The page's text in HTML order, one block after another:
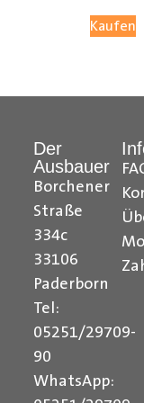
05251 29 70 9-90.
Hilfreiche
Ihr Team vonDer
Formularbeginn
Kaufen
Der
Ausbauer
Borchener
Straße
334c
33106
Paderborn
Tel:
05251/29709-
90
WhatsApp: